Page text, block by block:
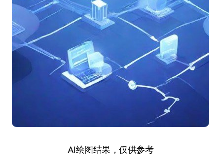
AI绘图结果，仅供参考